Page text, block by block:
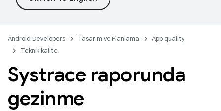
Android Developers Tasarım ve Planlama
App quality
Teknik kalite
Systrace raporunda
gezinme